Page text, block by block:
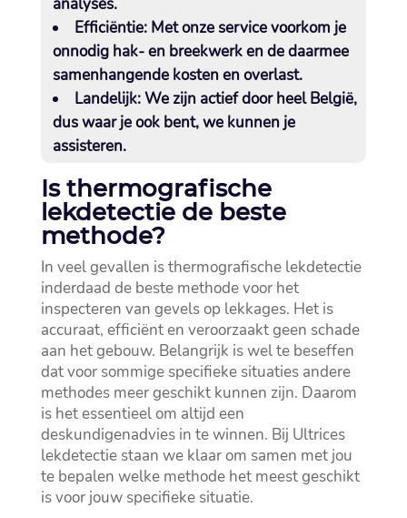
analyses.​
Efficiëntie:Met onze service voorkom je
onnodig hak- en breekwerk en de daarmee
samenhangende kosten en overlast.​
Landelijk:We zijn actief door heel België,
dus waar je ook bent, we kunnen je
assisteren.​
Is thermografische
lekdetectie de beste
methode?
In veel gevallen is thermografische lekdetectie
inderdaad de beste methode voor het
inspecteren van gevels op lekkages.​ Het is
accuraat, efficiënt en veroorzaakt geen schade
aan het gebouw.​ Belangrijk is wel te beseffen
dat voor sommige specifieke situaties andere
methodes meer geschikt kunnen zijn.​ Daarom
is het essentieel om altijd een
deskundigenadvies in te winnen.​ Bij Ultrices
lekdetectie staan we klaar om samen met jou
te bepalen welke methode het meest geschikt
is voor jouw specifieke situatie.​